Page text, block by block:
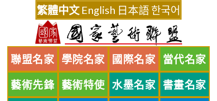
繁體中文 English 日本語한국어
聯盟名家 學院名家 國際名家 當代名家
藝術先鋒 藝術特使 水墨名家 書畫名家